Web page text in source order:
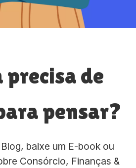
precisa de
pensar?
baixe um E-book ou
Consórcio, Finanças &